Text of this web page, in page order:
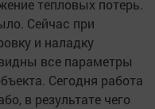
тепловых потерь.
Сейчас при
и наладку
все параметры
Сегодня работа
в результате чего